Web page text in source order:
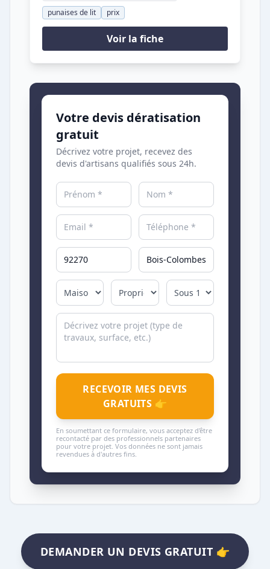
punaises de lit
prix
Voir la fiche
Votre devis dératisation
gratuit
Décrivez votre projet, recevez des
devis d'artisans qualifiés sous 24h.
RECEVOIR MES DEVIS
GRATUITS 👉
En soumettant ce formulaire, vous acceptez d'être
recontacté par des professionnels partenaires
pour votre projet. Vos données ne sont jamais
revendues à d'autres fins.
DEMANDER UN DEVIS GRATUIT 👉